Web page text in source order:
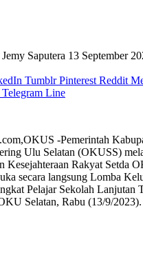
Jemy Saputera 13 September
Tumblr Pinterest Reddit
Telegram Line
-Pemerintah
Ulu Selatan (OKUSS)
Kesejahteraan Rakyat Setda
secara langsung Lomba
Pelajar Sekolah Lanjutan
Selatan, Rabu (13/9/2023).